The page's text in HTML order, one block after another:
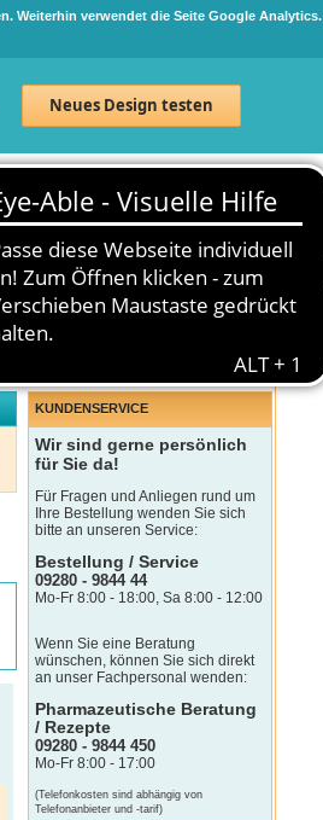
Weiterhin verwendet die Seite Google Analytics.
Neues Design testen
Neuanmeldung Anmelden
0 Artikel 0,00 €
KUNDENSERVICE
Wir sind gerne persönlich
für Sie da!
Für Fragen und Anliegen rund um
Ihre Bestellung wenden Sie sich
bitte an unseren Service:
Bestellung / Service
09280 - 9844 44
Mo-Fr 8:00 - 18:00, Sa 8:00 - 12:00
Wenn Sie eine Beratung
wünschen, können Sie sich direkt
an unser Fachpersonal wenden:
Pharmazeutische Beratung
/ Rezepte
09280 - 9844 450
Mo-Fr 8:00 - 17:00
(Telefonkosten sind abhängig von
Telefonanbieter und -tarif)